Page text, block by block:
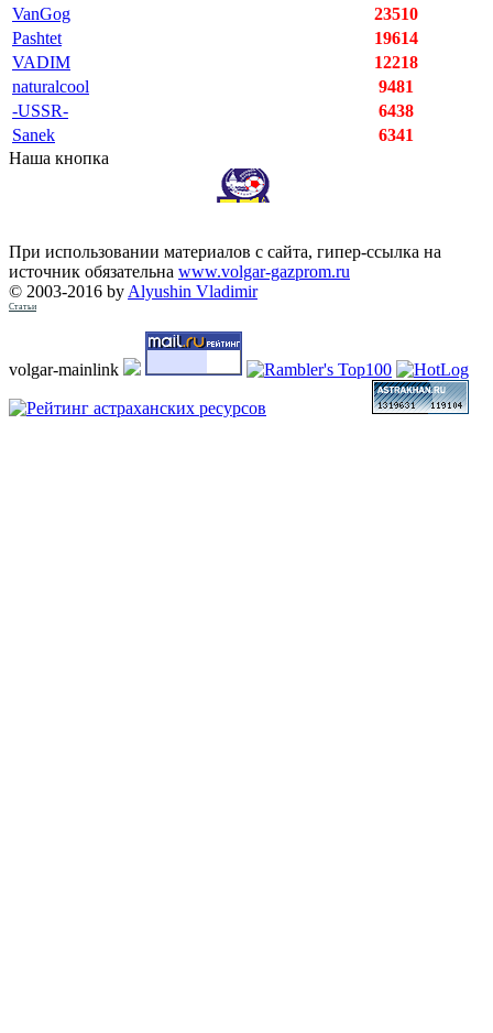
VanGog
23510
Pashtet
19614
VADIM
12218
naturalcool
9481
-USSR-
6438
Sanek
6341
Наша кнопка
При использовании материалов с сайта, гипер-ссылка на
источник обязательна www.volgar-gazprom.ru
© 2003-2016 by Alyushin Vladimir
Статьи
volgar-mainlink